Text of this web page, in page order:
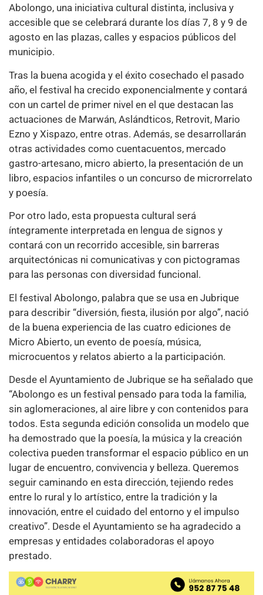
Abolongo, una iniciativa cultural distinta, inclusiva y
accesible que se celebrará durante los días 7, 8 y 9 de
agosto en las plazas, calles y espacios públicos del
municipio.
Tras la buena acogida y el éxito cosechado el pasado
año, el festival ha crecido exponencialmente y contará
con un cartel de primer nivel en el que destacan las
actuaciones de Marwán, Aslándticos, Retrovit, Mario
Ezno y Xispazo, entre otras. Además, se desarrollarán
otras actividades como cuentacuentos, mercado
gastro-artesano, micro abierto, la presentación de un
libro, espacios infantiles o un concurso de microrrelato
y poesía.
Por otro lado, esta propuesta cultural será
íntegramente interpretada en lengua de signos y
contará con un recorrido accesible, sin barreras
arquitectónicas ni comunicativas y con pictogramas
para las personas con diversidad funcional.
El festival Abolongo, palabra que se usa en Jubrique
para describir “diversión, fiesta, ilusión por algo”, nació
de la buena experiencia de las cuatro ediciones de
Micro Abierto, un evento de poesía, música,
microcuentos y relatos abierto a la participación.
Desde el Ayuntamiento de Jubrique se ha señalado que
“Abolongo es un festival pensado para toda la familia,
sin aglomeraciones, al aire libre y con contenidos para
todos. Esta segunda edición consolida un modelo que
ha demostrado que la poesía, la música y la creación
colectiva pueden transformar el espacio público en un
lugar de encuentro, convivencia y belleza. Queremos
seguir caminando en esta dirección, tejiendo redes
entre lo rural y lo artístico, entre la tradición y la
innovación, entre el cuidado del entorno y el impulso
creativo”. Desde el Ayuntamiento se ha agradecido a
empresas y entidades colaboradoras el apoyo
prestado.